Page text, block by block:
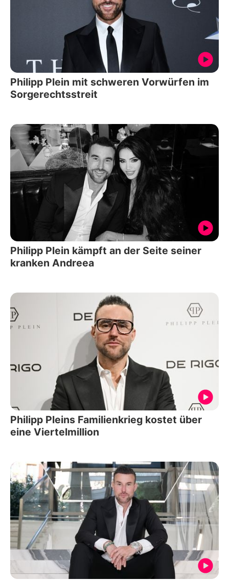
Philipp Plein mit schweren Vorwürfen im
Sorgerechtsstreit
Philipp Plein kämpft an der Seite seiner
kranken Andreea
Philipp Pleins Familienkrieg kostet über
eine Viertelmillion